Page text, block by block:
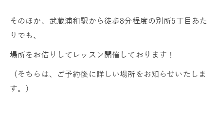
そのほか、武蔵浦和駅から徒歩8分程度の別所5丁目あた
りでも、
場所をお借りしてレッスン開催しております！
（そちらは、ご予約後に詳しい場所をお知らせいたしま
す。）